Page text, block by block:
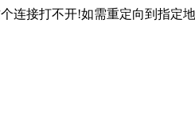
连接打不开!如需重定向到指定